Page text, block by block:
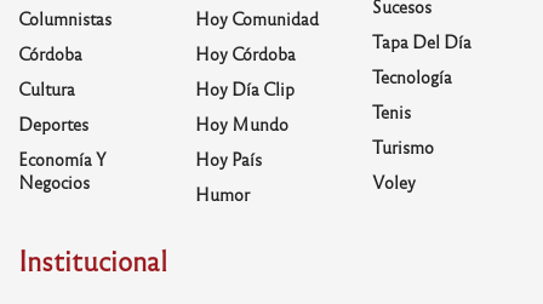
Columnistas
Córdoba
Cultura
Deportes
Economía Y
Negocios
Hoy Comunidad
Hoy Córdoba
Hoy Día Clip
Hoy Mundo
Hoy País
Humor
Sucesos
Tapa Del Día
Tecnología
Tenis
Turismo
Voley
Institucional